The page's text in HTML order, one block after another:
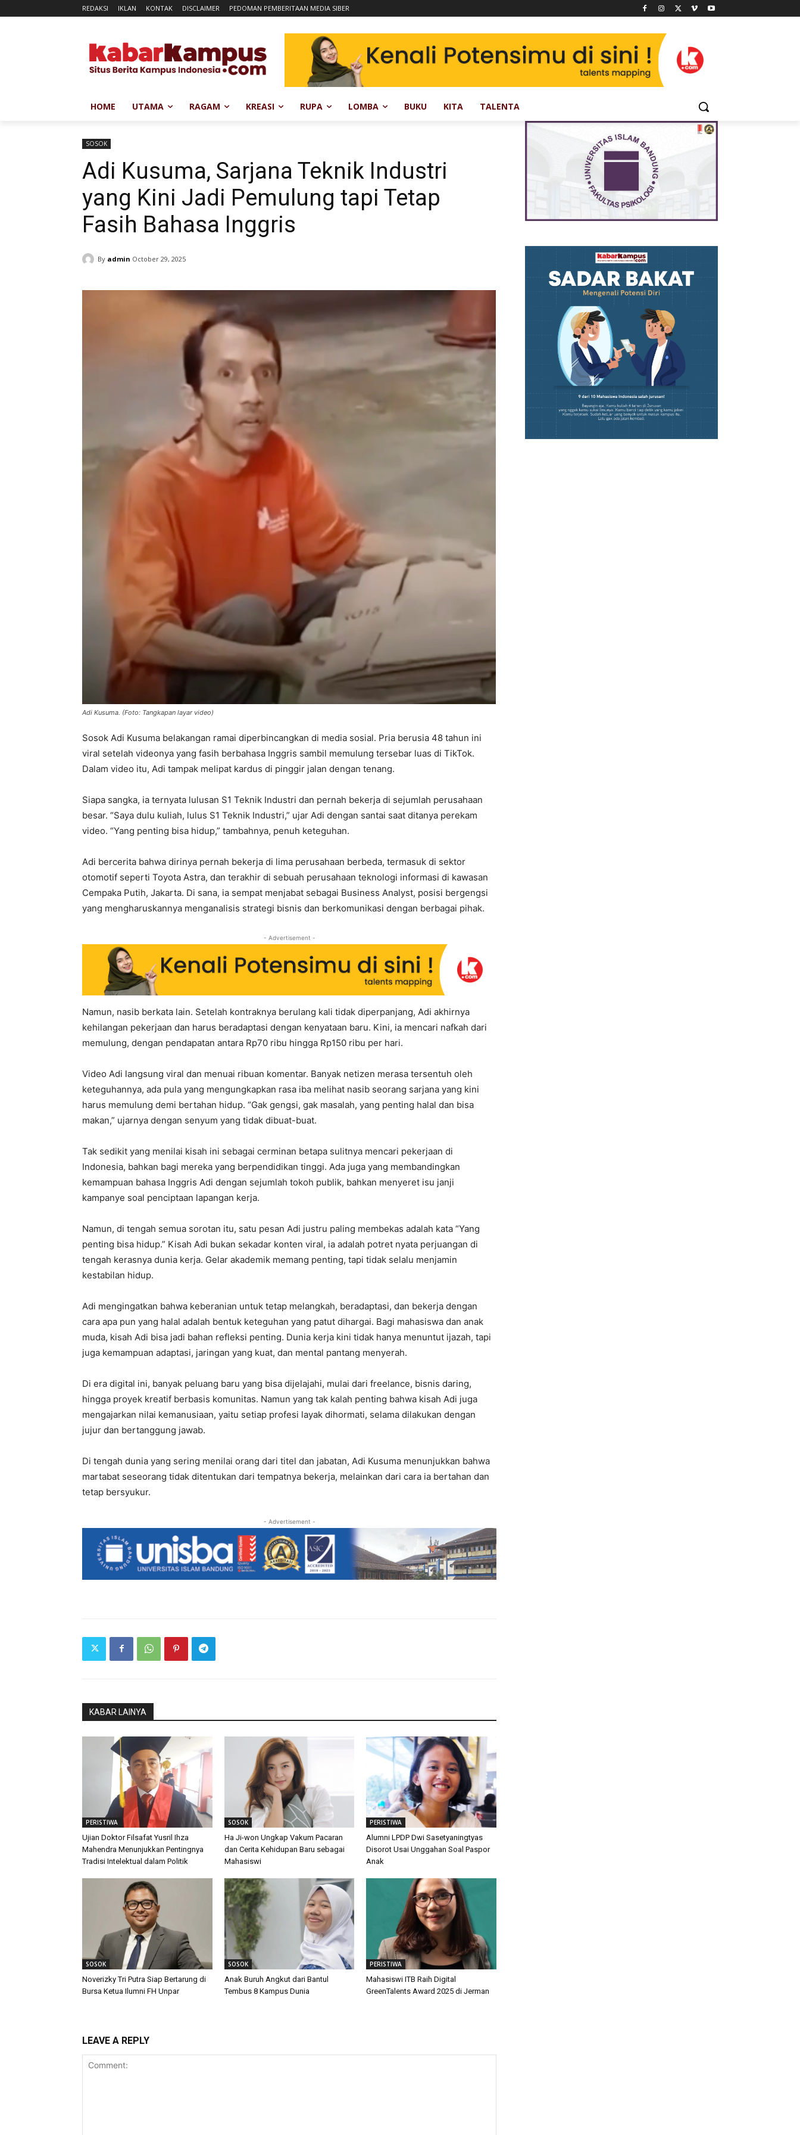
REDAKSI IKLAN KONTAK DISCLAIMER PEDOMAN PEMBERITAAN MEDIA SIBER
HOME UTAMA RAGAM KREASI RUPA LOMBA BUKU KITA TALENTA
SOSOK
Adi Kusuma, Sarjana Teknik Industri
yang Kini Jadi Pemulung tapi Tetap
Fasih Bahasa Inggris
By admin October 29, 2025
Adi Kusuma. (Foto: Tangkapan layar video)
Sosok Adi Kusuma belakangan ramai diperbincangkan di media sosial. Pria berusia 48 tahun ini
viral setelah videonya yang fasih berbahasa Inggris sambil memulung tersebar luas di TikTok.
Dalam video itu, Adi tampak melipat kardus di pinggir jalan dengan tenang.
Siapa sangka, ia ternyata lulusan S1 Teknik Industri dan pernah bekerja di sejumlah perusahaan
besar. “Saya dulu kuliah, lulus S1 Teknik Industri,” ujar Adi dengan santai saat ditanya perekam
video. “Yang penting bisa hidup,” tambahnya, penuh keteguhan.
Adi bercerita bahwa dirinya pernah bekerja di lima perusahaan berbeda, termasuk di sektor
otomotif seperti Toyota Astra, dan terakhir di sebuah perusahaan teknologi informasi di kawasan
Cempaka Putih, Jakarta. Di sana, ia sempat menjabat sebagai Business Analyst, posisi bergengsi
yang mengharuskannya menganalisis strategi bisnis dan berkomunikasi dengan berbagai pihak.
- Advertisement -
Namun, nasib berkata lain. Setelah kontraknya berulang kali tidak diperpanjang, Adi akhirnya
kehilangan pekerjaan dan harus beradaptasi dengan kenyataan baru. Kini, ia mencari nafkah dari
memulung, dengan pendapatan antara Rp70 ribu hingga Rp150 ribu per hari.
Video Adi langsung viral dan menuai ribuan komentar. Banyak netizen merasa tersentuh oleh
keteguhannya, ada pula yang mengungkapkan rasa iba melihat nasib seorang sarjana yang kini
harus memulung demi bertahan hidup. “Gak gengsi, gak masalah, yang penting halal dan bisa
makan,” ujarnya dengan senyum yang tidak dibuat-buat.
Tak sedikit yang menilai kisah ini sebagai cerminan betapa sulitnya mencari pekerjaan di
Indonesia, bahkan bagi mereka yang berpendidikan tinggi. Ada juga yang membandingkan
kemampuan bahasa Inggris Adi dengan sejumlah tokoh publik, bahkan menyeret isu janji
kampanye soal penciptaan lapangan kerja.
Namun, di tengah semua sorotan itu, satu pesan Adi justru paling membekas adalah kata “Yang
penting bisa hidup.” Kisah Adi bukan sekadar konten viral, ia adalah potret nyata perjuangan di
tengah kerasnya dunia kerja. Gelar akademik memang penting, tapi tidak selalu menjamin
kestabilan hidup.
Adi mengingatkan bahwa keberanian untuk tetap melangkah, beradaptasi, dan bekerja dengan
cara apa pun yang halal adalah bentuk keteguhan yang patut dihargai. Bagi mahasiswa dan anak
muda, kisah Adi bisa jadi bahan refleksi penting. Dunia kerja kini tidak hanya menuntut ijazah, tapi
juga kemampuan adaptasi, jaringan yang kuat, dan mental pantang menyerah.
Di era digital ini, banyak peluang baru yang bisa dijelajahi, mulai dari freelance, bisnis daring,
hingga proyek kreatif berbasis komunitas. Namun yang tak kalah penting bahwa kisah Adi juga
mengajarkan nilai kemanusiaan, yaitu setiap profesi layak dihormati, selama dilakukan dengan
jujur dan bertanggung jawab.
Di tengah dunia yang sering menilai orang dari titel dan jabatan, Adi Kusuma menunjukkan bahwa
martabat seseorang tidak ditentukan dari tempatnya bekerja, melainkan dari cara ia bertahan dan
tetap bersyukur.
- Advertisement -
KABAR LAINYA
PERISTIWA
Ujian Doktor Filsafat Yusril Ihza
Mahendra Menunjukkan Pentingnya
Tradisi Intelektual dalam Politik
SOSOK
Ha Ji-won Ungkap Vakum Pacaran
dan Cerita Kehidupan Baru sebagai
Mahasiswi
PERISTIWA
Alumni LPDP Dwi Sasetyaningtyas
Disorot Usai Unggahan Soal Paspor
Anak
SOSOK
Noverizky Tri Putra Siap Bertarung di
Bursa Ketua Ilumni FH Unpar
SOSOK
Anak Buruh Angkut dari Bantul
Tembus 8 Kampus Dunia
PERISTIWA
Mahasiswi ITB Raih Digital
GreenTalents Award 2025 di Jerman
LEAVE A REPLY